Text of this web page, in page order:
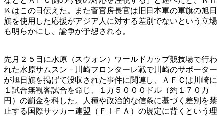
Ｋはこの日伝えた。また菅官房長官は旧日本軍の軍旗の旭日
旗を使用した応援がアジア人に対する差別でないという立場
も明らかにし、論争が予想される。
先月２５日に水原（スウォン）ワールドカップ競技場で行わ
れた水原サムスン－川崎フロンターレ戦で川崎のサポーター
が旭日旗を掲げて没収された事件に関連し、ＡＦＣは川崎に
１試合無観客試合を命じ、１万５０００ドル（約１７０万
円）の罰金を科した。人種や政治的な信条に基づく差別を禁
止する国際サッカー連盟（ＦＩＦＡ）の規定に背くという理